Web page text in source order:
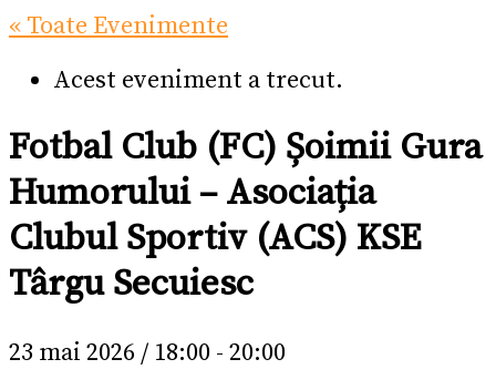
« Toate Evenimente
Acest eveniment a trecut.
Fotbal Club (FC) Șoimii Gura
Humorului – Asociația
Clubul Sportiv (ACS) KSE
Târgu Secuiesc
23 mai 2026 / 18:00 - 20:00